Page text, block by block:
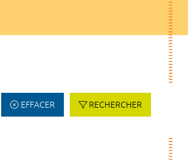
EFFACER RECHERCHER